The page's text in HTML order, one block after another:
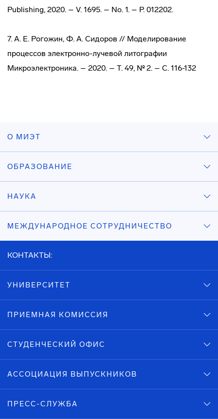
Publishing, 2020. – V. 1695. – No. 1. – P. 012202.
7. А. Е. Рогожин, Ф. А. Сидоров // Моделирование
процессов электронно-лучевой литографии
Микроэлектроника. – 2020. – Т. 49, № 2. – С. 116-132
О МИЭТ
ОБРАЗОВАНИЕ
НАУКА
МЕЖДУНАРОДНОЕ СОТРУДНИЧЕСТВО
КОНТАКТЫ:
УНИВЕРСИТЕТ
ПРИЕМНАЯ КОМИССИЯ
СТУДЕНЧЕСКИЙ ОФИС
АССОЦИАЦИЯ ВЫПУСКНИКОВ
ПРЕСС-СЛУЖБА